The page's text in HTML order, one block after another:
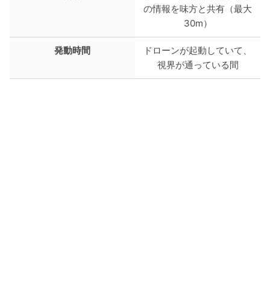
の情報を味方と共有（最大
30m）
発動時間
ドローンが起動していて、
視界が通っている間